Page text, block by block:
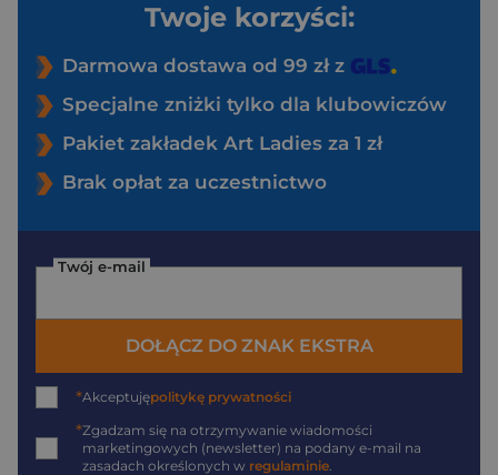
Twoje korzyści:
Darmowa dostawa od 99 zł z
Specjalne zniżki tylko dla klubowiczów
Pakiet zakładek Art Ladies za 1 zł
Brak opłat za uczestnictwo
Twój e-mail
DOŁĄCZ DO ZNAK EKSTRA
*Akceptujępolitykę prywatności
*Zgadzam się na otrzymywanie wiadomości
marketingowych (newsletter) na podany e-mail na
zasadach określonych w regulaminie.